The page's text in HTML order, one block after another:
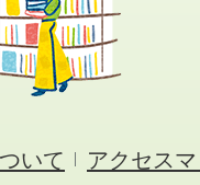
いて アクセス